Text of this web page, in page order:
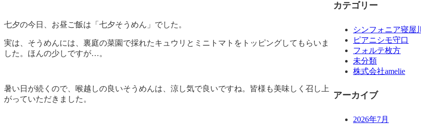
七夕の今日、お昼ご飯は「七夕そうめん」でした。
実は、そうめんには、裏庭の菜園で採れたキュウリとミニトマトをトッピングしてもらいま
した。ほんの少しですが…。
暑い日が続くので、喉越しの良いそうめんは、涼し気で良いですね。皆様も美味しく召し上
がっていただきました。
カテゴリー
シンフォニア寝屋川
ピアニシモ守口
フォルテ枚方
未分類
株式会社amelie
アーカイブ
2026年7月